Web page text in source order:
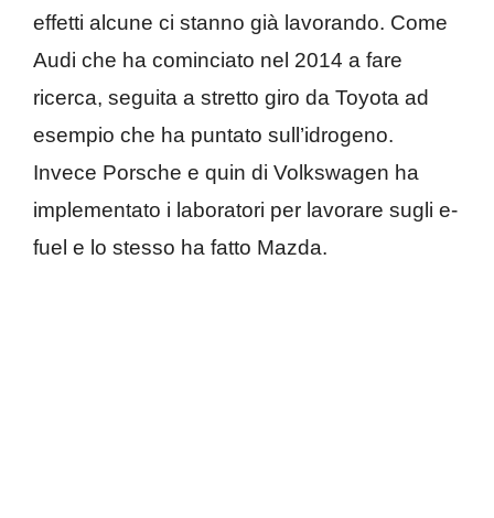
effetti alcune ci stanno già lavorando. Come
Audi che ha cominciato nel 2014 a fare
ricerca, seguita a stretto giro da Toyota ad
esempio che ha puntato sull’idrogeno.
Invece Porsche e quin di Volkswagen ha
implementato i laboratori per lavorare sugli e-
fuel e lo stesso ha fatto Mazda.